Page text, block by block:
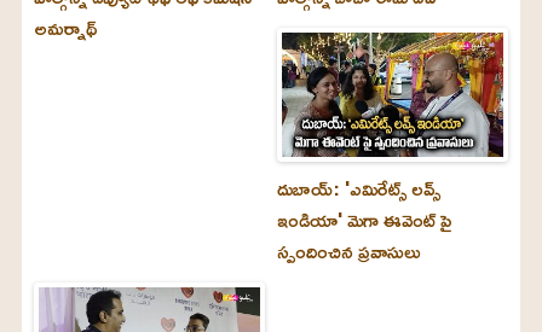
అమర్నాథ్
దుబాయ్‌: 'ఎమిరేట్స్ లవ్స్
ఇండియా' మెగా ఈవెంట్ పై
స్పందించిన ప్రవాసులు